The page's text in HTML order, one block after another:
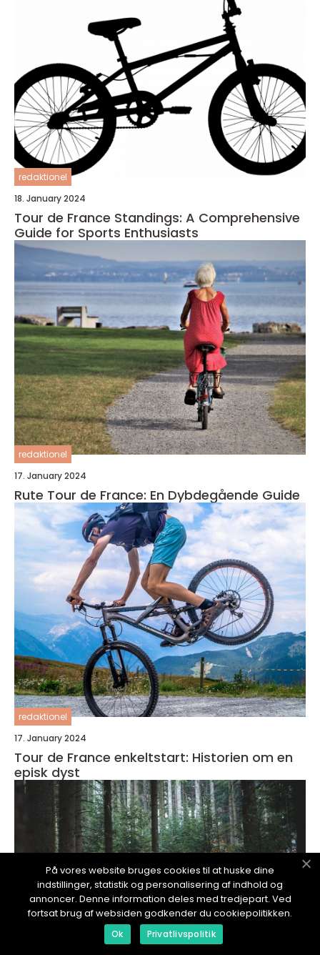
redaktionel
18. January 2024
Tour de France Standings: A Comprehensive
Guide for Sports Enthusiasts
redaktionel
17. January 2024
Rute Tour de France: En Dybdegående Guide
redaktionel
17. January 2024
Tour de France enkeltstart: Historien om en
episk dyst
På vores website bruges cookies til at huske dine
indstillinger, statistik og personalisering af indhold og
annoncer. Denne information deles med tredjepart. Ved
fortsat brug af websiden godkender du cookiepolitikken.
Ok Privatlivspolitik